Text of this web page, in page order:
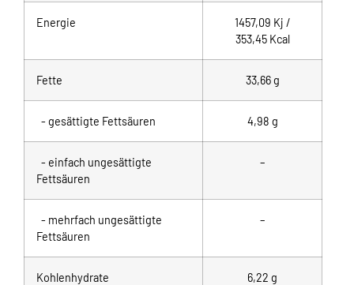
Energie 1457,09 Kj /
353,45 Kcal
Fette 33,66g
- gesättigte Fettsäuren 4,98 g
- einfach ungesättigte
Fettsäuren
–
- mehrfach ungesättigte
Fettsäuren
–
Kohlenhydrate 6,22 g